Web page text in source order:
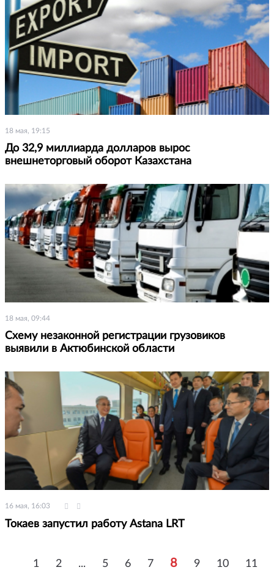
18 мая, 19:15
До 32,9 миллиарда долларов вырос
внешнеторговый оборот Казахстана
18 мая, 09:44
Схему незаконной регистрации грузовиков
выявили в Актюбинской области
16 мая, 16:03
Токаев запустил работу Astana LRT
1 2 ... 5 6 7 8 9 10
11